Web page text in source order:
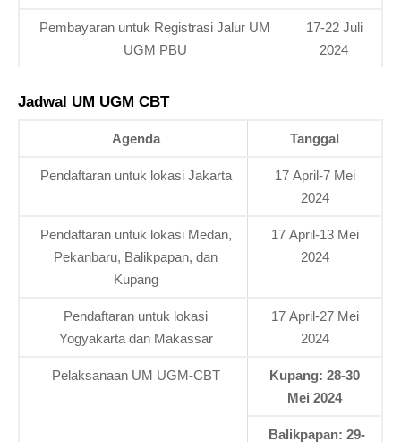
Pembayaran untuk Registrasi Jalur UM
UGM PBU
17-22 Juli
2024
Jadwal UM UGM CBT
Agenda Tanggal
Pendaftaran untuk lokasi Jakarta
17 April-7 Mei
2024
Pendaftaran untuk lokasi Medan,
Pekanbaru, Balikpapan, dan
Kupang
17 April-13 Mei
2024
Pendaftaran untuk lokasi
Yogyakarta dan Makassar
17 April-27 Mei
2024
Pelaksanaan UM UGM-CBT
Kupang: 28-30
Mei 2024
Balikpapan: 29-